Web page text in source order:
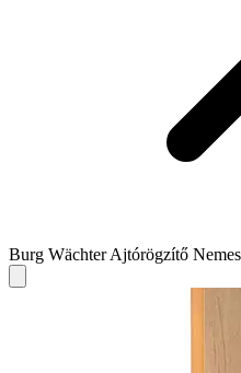
Burg Wächter Ajtórögzítő